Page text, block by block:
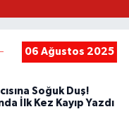
06 Ağustos 2025
Soğuk Duş!
İlk Kez Kayıp Yazdı